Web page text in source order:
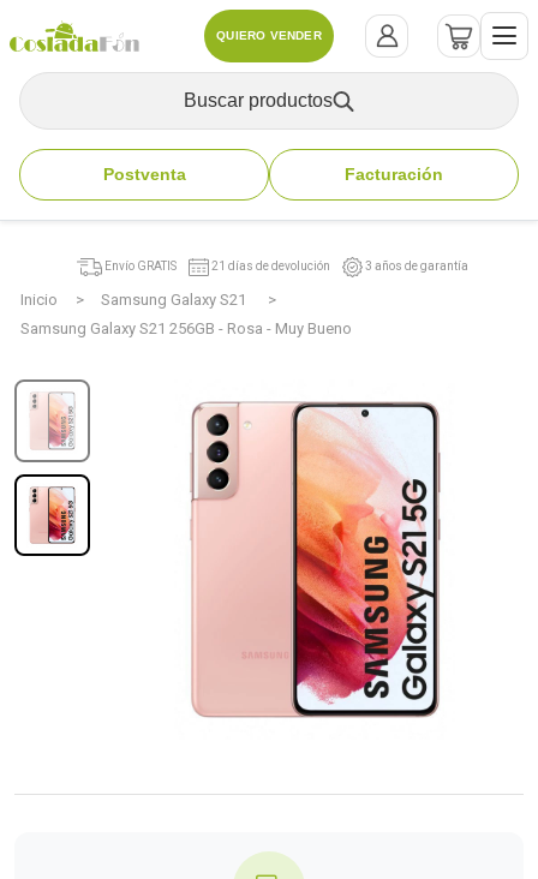
QUIERO VENDER
Buscar productos
Postventa Facturación
Inicio
Samsung Galaxy S21
Samsung Galaxy S21 256GB - Rosa - Muy Bueno
Envío GRATIS 21 días de devolución 3 años de garantía